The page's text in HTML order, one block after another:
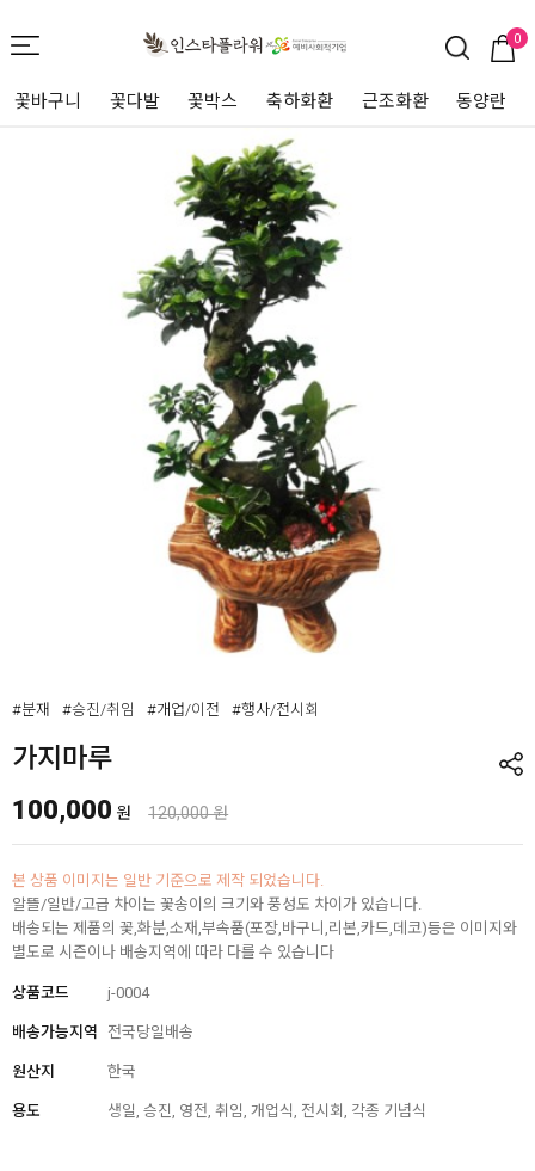
0
꽃바구니 꽃다발 꽃박스 축하화환 근조화환 동양란
#분재 #승진/취임 #개업/이전 #행사/전시회
가지마루
100,000 원 120,000 원
본 상품 이미지는 일반 기준으로 제작 되었습니다.
알뜰/일반/고급 차이는 꽃송이의 크기와 풍성도 차이가 있습니다.
배송되는 제품의 꽃,화분,소재,부속품(포장,바구니,리본,카드,데코)등은 이미지와
별도로 시즌이나 배송지역에 따라 다를 수 있습니다
상품코드 j-0004
배송가능지역 전국당일배송
원산지 한국
용도 생일, 승진, 영전, 취임, 개업식, 전시회, 각종 기념식